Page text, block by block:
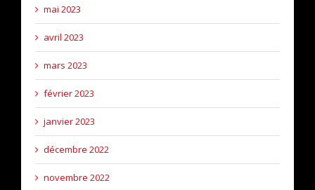
mai 2023
avril 2023
mars 2023
février 2023
janvier 2023
décembre 2022
novembre 2022